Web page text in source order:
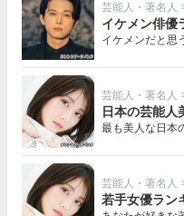
芸能人・著名人
イケメン俳優
イケメンだと思
芸能人・著名人
日本の芸能人
最も美人な日本
芸能人・著名人
若手女優ラン